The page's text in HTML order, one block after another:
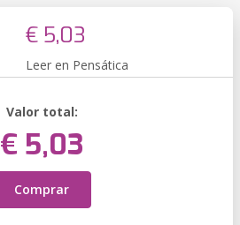
€ 5,03
Leer en Pensática
Valor total:
€ 5,03
Comprar